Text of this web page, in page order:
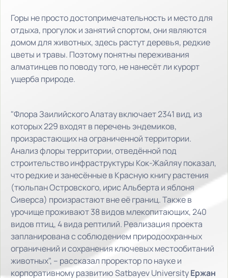
Горы не просто достопримечательность и место для
отдыха, прогулок и занятий спортом, они являются
домом для животных, здесь растут деревья, редкие
цветы и травы. Поэтому понятны переживания
алматинцев по поводу того, не нанесёт ли курорт
ущерба природе.
"Флора Заилийского Алатау включает 2341 вид, из
которых 229 входят в перечень эндемиков,
произрастающих на ограниченной территории.
Анализ флоры территории, отведённой под
строительство инфраструктуры Кок-Жайляу показал,
что редкие и занесённые в Красную книгу растения
(тюльпан Островского, ирис Альберта и яблоня
Сиверса) произрастают вне её границ. Также в
урочище проживают 38 видов млекопитающих, 240
видов птиц, 4 вида рептилий. Реализация проекта
запланирована с соблюдением природоохранных
ограничений и сохранения ключевых местообитаний
животных", – рассказал проректор по науке и
корпоративному развитию Satbayev UniversityЕржан